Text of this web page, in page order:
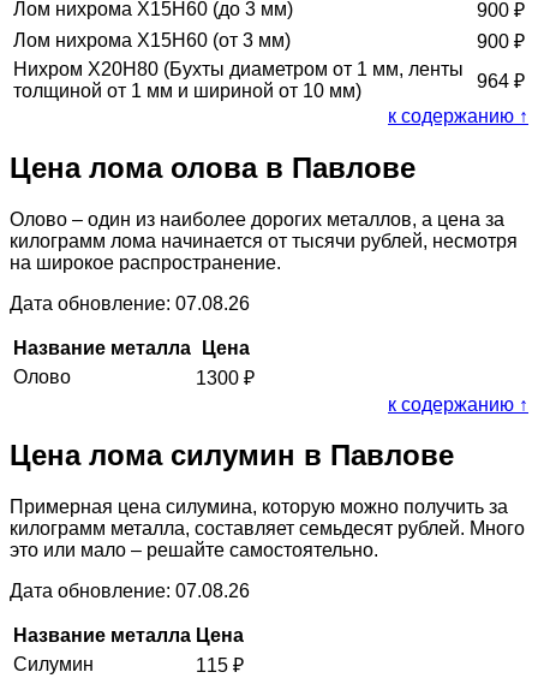
Лом нихрома Х15Н60 (до 3 мм)
900 ₽
Лом нихрома Х15Н60 (от 3 мм)
900 ₽
Нихром Х20Н80 (Бухты диаметром от 1 мм, ленты
толщиной от 1 мм и шириной от 10 мм)
964 ₽
к содержанию ↑
Цена лома олова в Павлове
Олово – один из наиболее дорогих металлов, а цена за
килограмм лома начинается от тысячи рублей, несмотря
на широкое распространение.
Дата обновление: 07.08.26
Название металла
Цена
Олово
1300 ₽
к содержанию ↑
Цена лома силумин в Павлове
Примерная цена силумина, которую можно получить за
килограмм металла, составляет семьдесят рублей. Много
это или мало – решайте самостоятельно.
Дата обновление: 07.08.26
Название металла Цена
Силумин
115 ₽